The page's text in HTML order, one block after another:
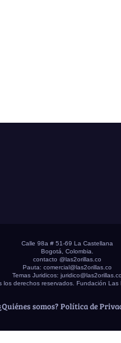
Calle 98a # 51-69 La Castellana
Bogotá, Colombia.
contacto @las2orillas.co
Pauta: comercial@las2orillas.co
Temas Juridicos: juridico@las2orillas.co
los derechos reservados. Fundación Las
somos? Política de